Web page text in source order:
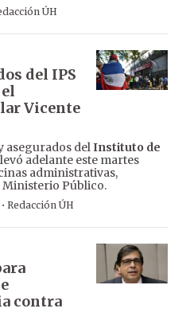
ÚH
del IPS
Vicente
asegurados delInstituto de
adelante este martes
administrativas,
Ministerio Público.
· Redacción ÚH
contra